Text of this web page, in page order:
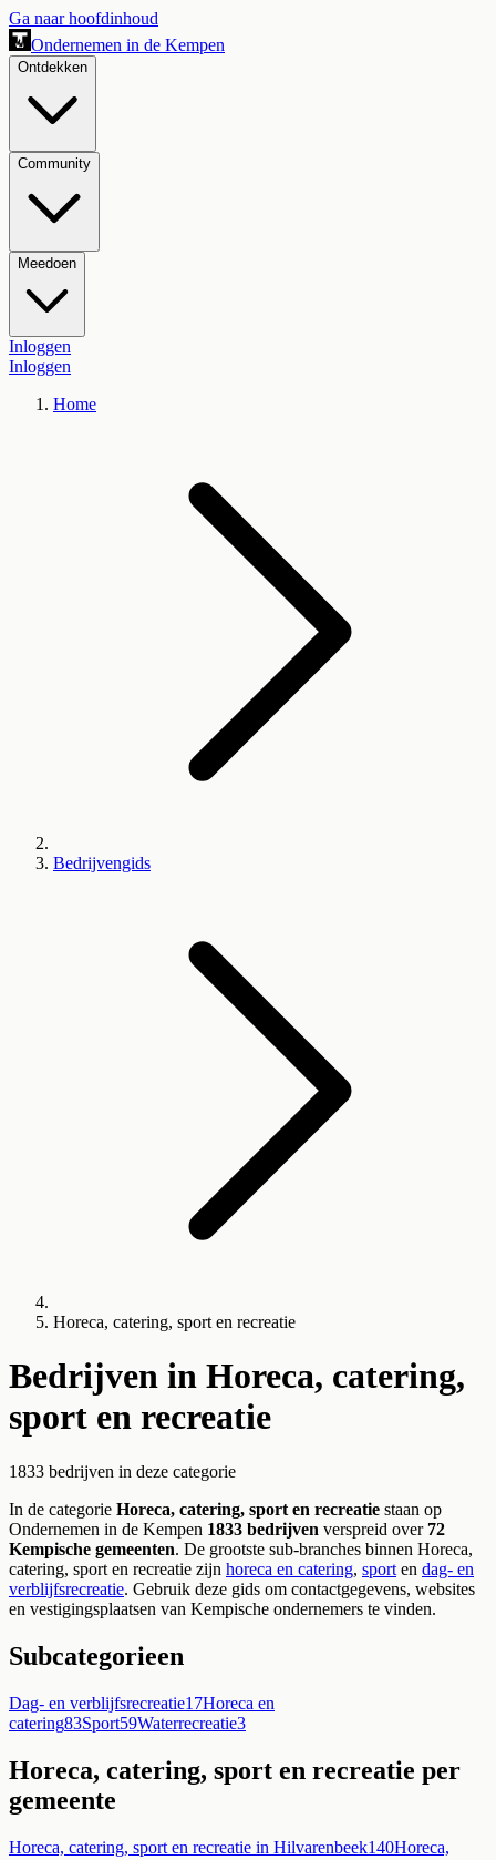
Ga naar hoofdinhoud
Ondernemen in de Kempen
Ontdekken
Community
Meedoen
Inloggen
Inloggen
Home
Bedrijvengids
Horeca, catering, sport en recreatie
Bedrijven in Horeca, catering,
sport en recreatie
1833 bedrijven in deze categorie
In de categorie Horeca, catering, sport en recreatie staan op
Ondernemen in de Kempen 1833 bedrijven verspreid over 72
Kempische gemeenten. De grootste sub-branches binnen Horeca,
catering, sport en recreatie zijn horeca en catering, sport en dag- en
verblijfsrecreatie. Gebruik deze gids om contactgegevens, websites
en vestigingsplaatsen van Kempische ondernemers te vinden.
Subcategorieen
Dag- en verblijfsrecreatie17Horeca en
catering83Sport59Waterrecreatie3
Horeca, catering, sport en recreatie per
gemeente
Horeca, catering, sport en recreatie in Hilvarenbeek140Horeca,